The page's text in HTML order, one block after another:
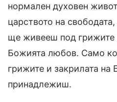
нормален духовен
царството на
ще живееш под грижите
Божията любов. Само
грижите и закрилата на
принадлежиш.